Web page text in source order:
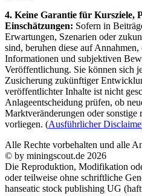
4. Keine Garantie für Kursziele,
Einschätzungen: Sofern in
Erwartungen, Szenarien oder
sind, beruhen diese auf
Informationen und subjektiven
Veröffentlichung. Sie können sich
Zusicherung zukünftiger
veröffentlichter Inhalte ist nicht
Anlageentscheidung prüfen, ob
Marktveränderungen oder sonstige
vorliegen. (Ausführlicher
Alle Rechte vorbehalten und alle
© by miningscout.de 2026
Die Reproduktion, Modifikation
oder teilweise ohne schriftliche
hanseatic stock publishing UG